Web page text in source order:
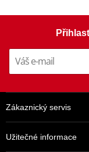
Zákaznický servis
Užitečné informace